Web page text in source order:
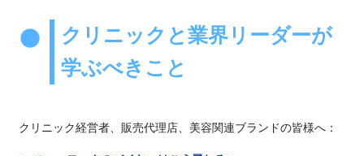
クリニックと業界リーダーが
学ぶべきこと
クリニック経営者、販売代理店、美容関連ブランドの皆様へ：